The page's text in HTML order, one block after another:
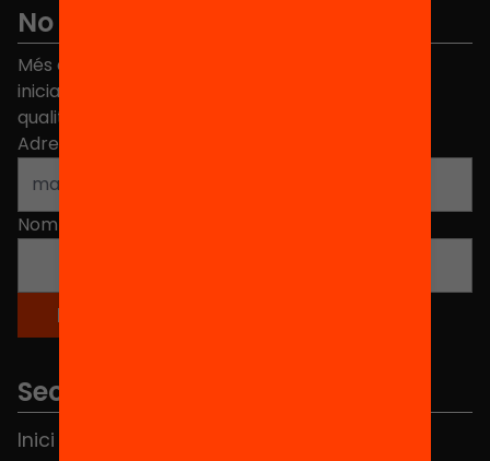
No et perdis res
Més de 40.000 persones ja han triat Equitat. Rep
iniciatives, propostes i projectes per millorar la
qualitat de l'educació a Catalunya.
Adreça electrònica
Nom
Seccions
Inici